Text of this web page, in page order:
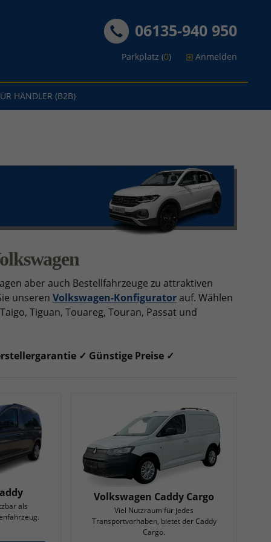
06135-940 950
Parkplatz (0) Anmelden
HÄNDLER (B2B)
aber auch Bestellfahrzeuge zu attraktiven
unseren Volkswagen-Konfiguratorauf. Wählen
Tiguan, Touareg, Touran, Passat und
✓ Günstige Preise ✓
als
Volkswagen Caddy Cargo
Viel Nutzraum für jedes
Transportvorhaben, bietet der Caddy
Cargo.